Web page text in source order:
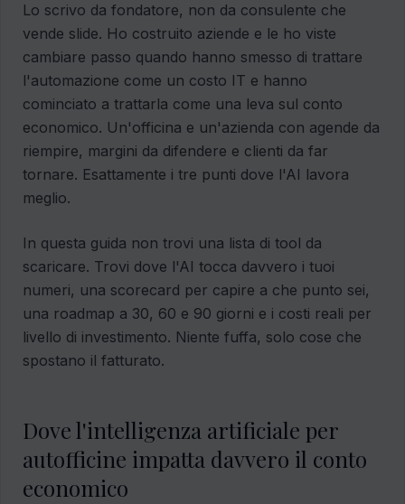
Lo scrivo da fondatore, non da consulente che
vende slide. Ho costruito aziende e le ho viste
cambiare passo quando hanno smesso di trattare
l'automazione come un costo IT e hanno
cominciato a trattarla come una leva sul conto
economico. Un'officina e un'azienda con agende da
riempire, margini da difendere e clienti da far
tornare. Esattamente i tre punti dove l'AI lavora
meglio.
In questa guida non trovi una lista di tool da
scaricare. Trovi dove l'AI tocca davvero i tuoi
numeri, una scorecard per capire a che punto sei,
una roadmap a 30, 60 e 90 giorni e i costi reali per
livello di investimento. Niente fuffa, solo cose che
spostano il fatturato.
Dove l'intelligenza artificiale per
autofficine impatta davvero il conto
economico